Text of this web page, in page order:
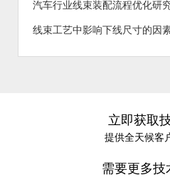
汽车行业线束装配流程优化研
线束工艺中影响下线尺寸的因
立即获取
提供全天候客
需要更多技